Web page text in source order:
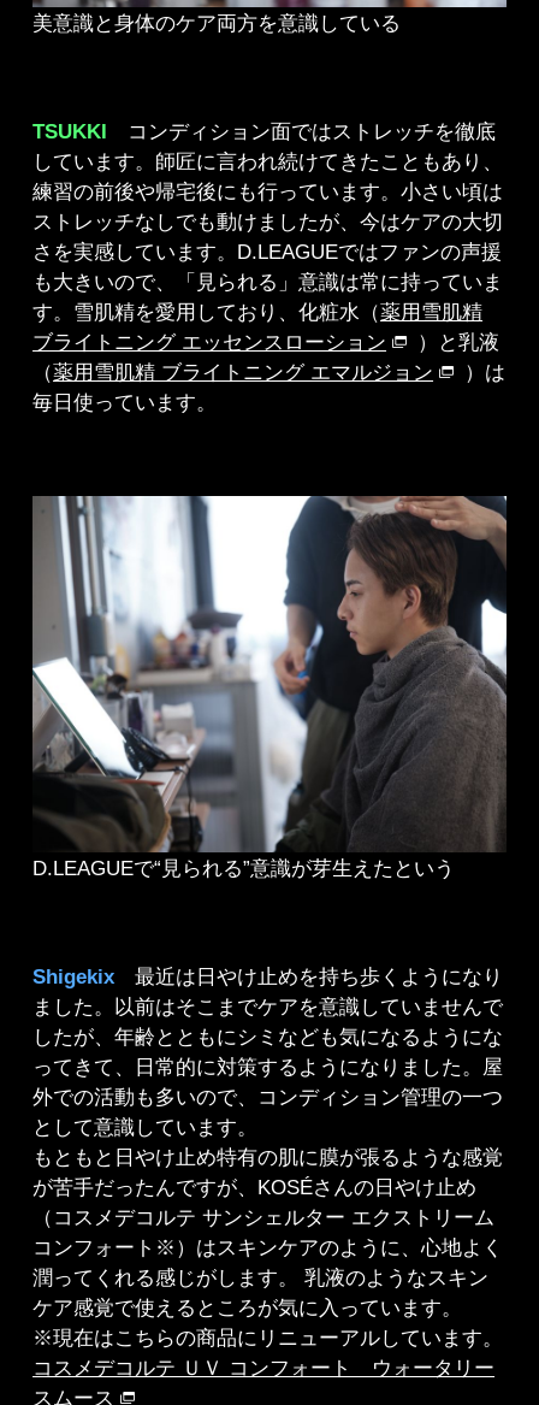
美意識と身体のケア両方を意識している
TSUKKI コンディション面ではストレッチを徹底
しています。師匠に言われ続けてきたこともあり、
練習の前後や帰宅後にも行っています。小さい頃は
ストレッチなしでも動けましたが、今はケアの大切
さを実感しています。D.LEAGUEではファンの声援
も大きいので、「見られる」意識は常に持っていま
す。雪肌精を愛用しており、化粧水（薬用雪肌精
ブライトニング エッセンスローション
）と乳液
（薬用雪肌精 ブライトニング エマルジョン
）は
毎日使っています。
D.LEAGUEで“見られる”意識が芽生えたという
Shigekix 最近は日やけ止めを持ち歩くようになり
ました。以前はそこまでケアを意識していませんで
したが、年齢とともにシミなども気になるようにな
ってきて、日常的に対策するようになりました。屋
外での活動も多いので、コンディション管理の一つ
として意識しています。
もともと日やけ止め特有の肌に膜が張るような感覚
が苦手だったんですが、KOSÉさんの日やけ止め
（コスメデコルテ サンシェルター エクストリーム
コンフォート※）はスキンケアのように、心地よく
潤ってくれる感じがします。 乳液のようなスキン
ケア感覚で使えるところが気に入っています。
※現在はこちらの商品にリニューアルしています。
コスメデコルテ ＵＶ コンフォート ウォータリー
スムース